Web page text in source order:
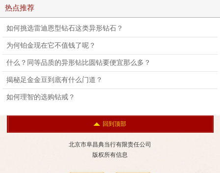
热点推荐
如何挑选雷迪恩型钻石这类异形钻石？
为何铂金现在它不值钱了呢？
什么？同等品质的异形钻比圆钻要便宜那么多？
揭秘足金金豆到底有什么门道？
如何理智的选购钻戒？
回到顶部
北京市阜昌典当行有限责任公司
版权所有信息